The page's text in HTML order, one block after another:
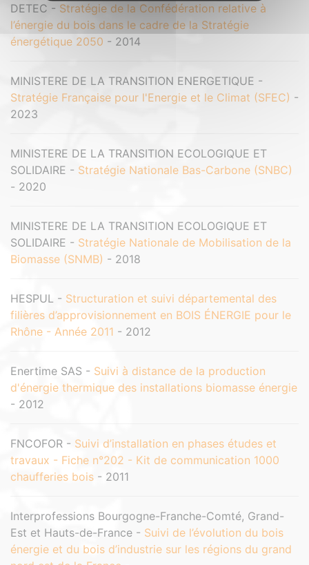
DETEC - Stratégie de la Confédération relative à
l’énergie du bois dans le cadre de la Stratégie
énergétique 2050 - 2014
MINISTERE DE LA TRANSITION ENERGETIQUE -
Stratégie Française pour l'Energie et le Climat (SFEC) -
2023
MINISTERE DE LA TRANSITION ECOLOGIQUE ET
SOLIDAIRE - Stratégie Nationale Bas-Carbone (SNBC)
- 2020
MINISTERE DE LA TRANSITION ECOLOGIQUE ET
SOLIDAIRE - Stratégie Nationale de Mobilisation de la
Biomasse (SNMB) - 2018
HESPUL - Structuration et suivi départemental des
filières d’approvisionnement en BOIS ÉNERGIE pour le
Rhône - Année 2011 - 2012
Enertime SAS - Suivi à distance de la production
d'énergie thermique des installations biomasse énergie
- 2012
FNCOFOR - Suivi d’installation en phases études et
travaux - Fiche n°202 - Kit de communication 1000
chaufferies bois - 2011
Interprofessions Bourgogne-Franche-Comté, Grand-
Est et Hauts-de-France - Suivi de l’évolution du bois
énergie et du bois d’industrie sur les régions du grand